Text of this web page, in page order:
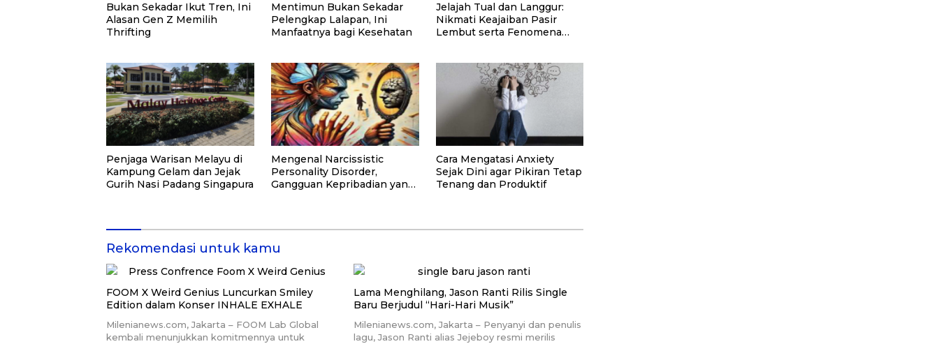
Bukan Sekadar Ikut Tren, Ini
Alasan Gen Z Memilih
Thrifting
Mentimun Bukan Sekadar
Pelengkap Lalapan, Ini
Manfaatnya bagi Kesehatan
Jelajah Tual dan Langgur:
Nikmati Keajaiban Pasir
Lembut serta Fenomena
Penjaga Warisan Melayu di
Kampung Gelam dan Jejak
Gurih Nasi Padang Singapura
Mengenal Narcissistic
Personality Disorder,
Gangguan Kepribadian yang
Cara Mengatasi Anxiety
Sejak Dini agar Pikiran Tetap
Tenang dan Produktif
Rekomendasi untuk kamu
FOOM X Weird Genius Luncurkan Smiley
Edition dalam Konser INHALE EXHALE
Milenianews.com, Jakarta – FOOM Lab Global
kembali menunjukkan komitmennya untuk
Lama Menghilang, Jason Ranti Rilis Single
Baru Berjudul “Hari-Hari Musik”
Milenianews.com, Jakarta – Penyanyi dan penulis
lagu, Jason Ranti alias Jejeboy resmi merilis